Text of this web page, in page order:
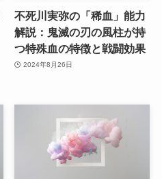
不死川実弥の「稀血」能力
解説：鬼滅の刃の風柱が持
つ特殊血の特徴と戦闘効果
2024年8月26日